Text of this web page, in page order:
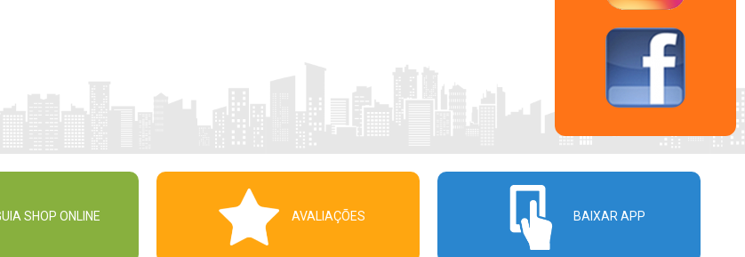
SHOP ONLINE AVALIAÇÕES BAIXAR APP